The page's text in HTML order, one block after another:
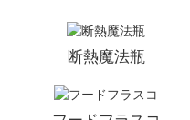
断熱魔法瓶